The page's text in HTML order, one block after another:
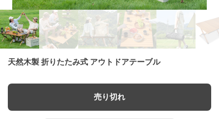
天然木製 折りたたみ式 アウトドアテーブル
売り切れ